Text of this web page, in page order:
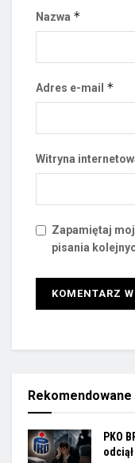
Nazwa *
Adres e-mail *
Witryna
Zapamiętaj
pisania
Rekomendowane
PKO